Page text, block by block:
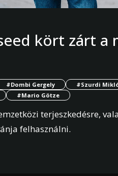
kört zárt a
#Dombi Gergely #Szurdi
#Mario Götze
terjeszkedésre,
felhasználni.